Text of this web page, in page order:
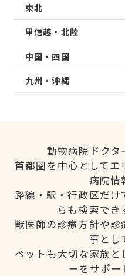
東北
甲信越・北陸
中国・四国
九州・沖縄
動物病院ドクタ
首都圏を中心として
病院情
路線・駅・行政区だ
らも検索でき
獣医師の診療方針や
事とし
ペットも大切な家族
ーをサポー